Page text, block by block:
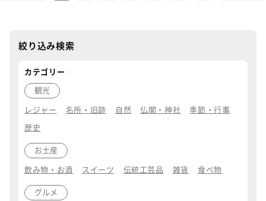
絞り込み検索
カテゴリー
観光
レジャー 名所・旧跡 自然 仏閣・神社 季節・行事
歴史
お土産
飲み物・お酒 スイーツ 伝統工芸品 雑貨 食べ物
グルメ